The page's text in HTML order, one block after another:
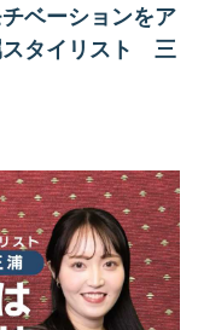
ベーションをア
スタイリスト 三